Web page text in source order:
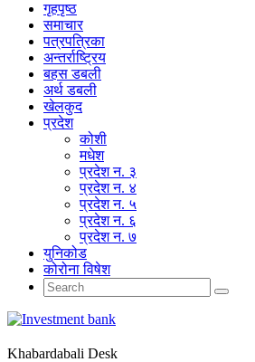
गृहपृष्‍ठ
समाचार
पत्रपत्रिका
अन्तर्राष्ट्रिय
बहस डबली
अर्थ डबली
खेलकुद
प्रदेश
कोशी
मधेश
प्रदेश न. ३
प्रदेश न. ४
प्रदेश न. ५
प्रदेश न. ६
प्रदेश न. ७
युनिकोड
कोरोना विषेश
Khabardabali Desk